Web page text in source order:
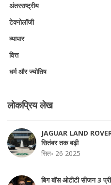
अंतरराष्ट्रीय
टेक्नोलॉजी
व्यापार
वित्त
धर्म और ज्योतिष
लोकप्रिय लेख
JAGUAR LAND
सितंबर तक बढ़ी
सित॰ 26 2025
बिग बॉस ओटीटी सीजन 3